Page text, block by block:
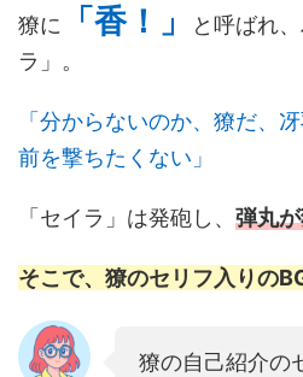
獠に 「香！」
と呼ばれ
ラ」。
「分からないのか、獠だ、
前を撃ちたくない」
「セイラ」は発砲し、 弾丸
そこで、獠のセリフ入りの
獠の自己紹介の